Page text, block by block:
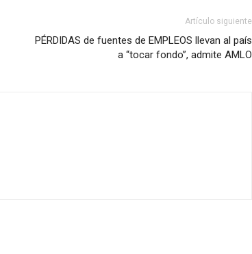
Artículo siguiente
PÉRDIDAS de fuentes de EMPLEOS llevan al país
a “tocar fondo”, admite AMLO